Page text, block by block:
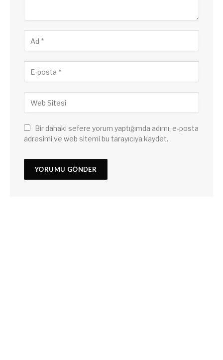
Bir dahaki sefere yorum yaptığımda adımı, e-posta
adresimi ve web sitemi bu tarayıcıya kaydet.